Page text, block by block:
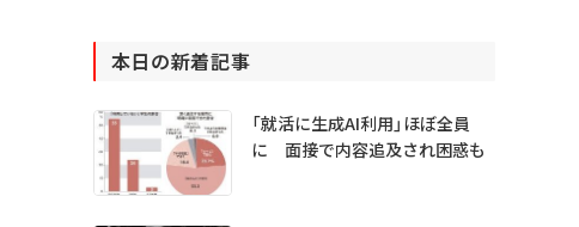
本日の新着記事
「就活に生成AI利用」ほぼ全員
に 面接で内容追及され困惑も